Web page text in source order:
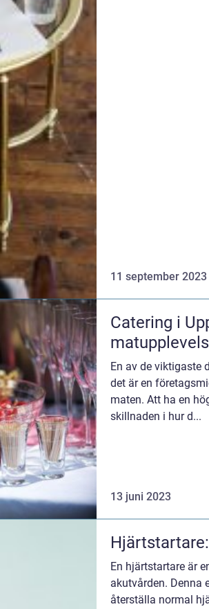
11 september 2023
Catering i
En av de viktigaste
det är en
maten. Att ha en
skillnaden i hur d...
13 juni 2023
En hjärtstartare är
akutvården. Denna
återställa normal